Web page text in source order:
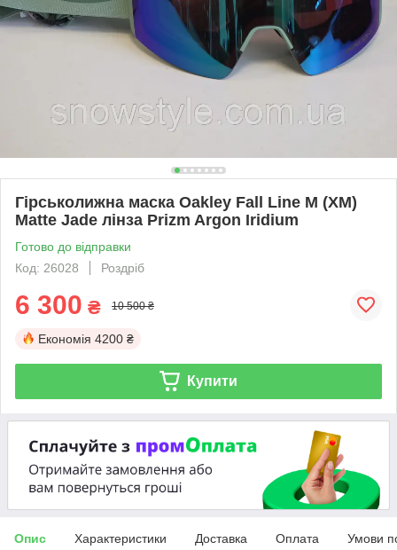
Гірськолижна маска Oakley Fall Line M (XM)
Matte Jade лінза Prizm Argon Iridium
Готово до відправки
Код: 26028
Роздріб
6 300 ₴ 10 500 ₴
Економія 4200 ₴
Купити
Опис Характеристики Доставка Оплата Умови